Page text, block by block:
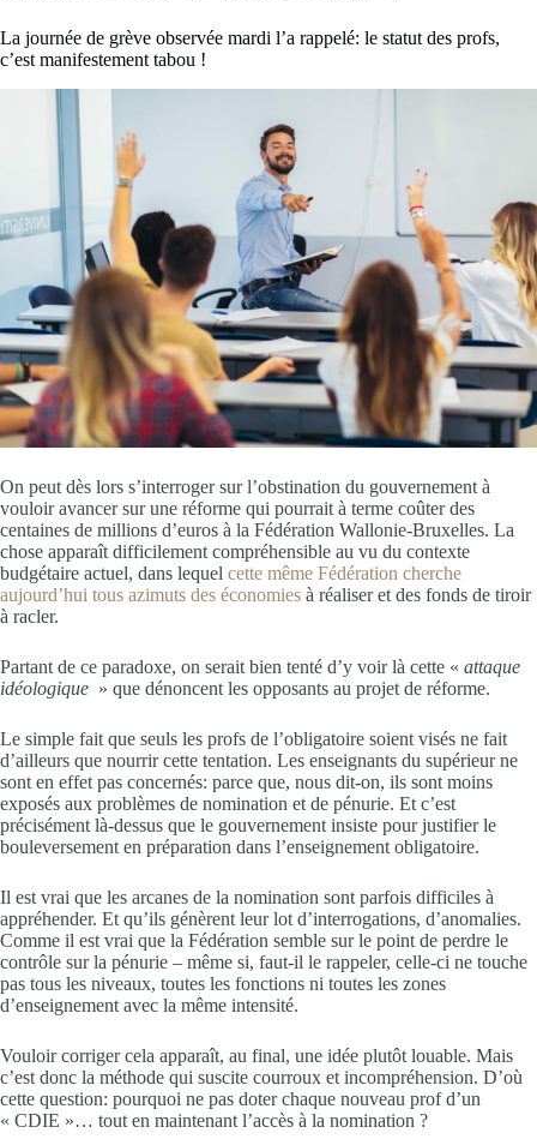
La journée de grève observée mardi l’a rappelé: le statut des profs,
c’est manifestement tabou !
On peut dès lors s’interroger sur l’obstination du gouvernement à
vouloir avancer sur une réforme qui pourrait à terme coûter des
centaines de millions d’euros à la Fédération Wallonie-Bruxelles. La
chose apparaît difficilement compréhensible au vu du contexte
budgétaire actuel, dans lequel cette même Fédération cherche
aujourd’hui tous azimuts des économies à réaliser et des fonds de tiroir
à racler.
Partant de ce paradoxe, on serait bien tenté d’y voir là cette « attaque
idéologique » que dénoncent les opposants au projet de réforme.
Le simple fait que seuls les profs de l’obligatoire soient visés ne fait
d’ailleurs que nourrir cette tentation. Les enseignants du supérieur ne
sont en effet pas concernés: parce que, nous dit-on, ils sont moins
exposés aux problèmes de nomination et de pénurie. Et c’est
précisément là-dessus que le gouvernement insiste pour justifier le
bouleversement en préparation dans l’enseignement obligatoire.
Il est vrai que les arcanes de la nomination sont parfois difficiles à
appréhender. Et qu’ils génèrent leur lot d’interrogations, d’anomalies.
Comme il est vrai que la Fédération semble sur le point de perdre le
contrôle sur la pénurie – même si, faut-il le rappeler, celle-ci ne touche
pas tous les niveaux, toutes les fonctions ni toutes les zones
d’enseignement avec la même intensité.
Vouloir corriger cela apparaît, au final, une idée plutôt louable. Mais
c’est donc la méthode qui suscite courroux et incompréhension. D’où
cette question: pourquoi ne pas doter chaque nouveau prof d’un
« CDIE »… tout en maintenant l’accès à la nomination ?